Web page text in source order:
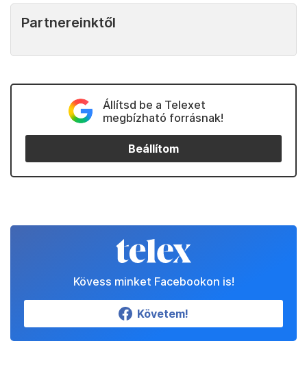
Partnereinktől
Állítsd be a Telexet
megbízható forrásnak!
Beállítom
Kövess minket Facebookon is!
Követem!